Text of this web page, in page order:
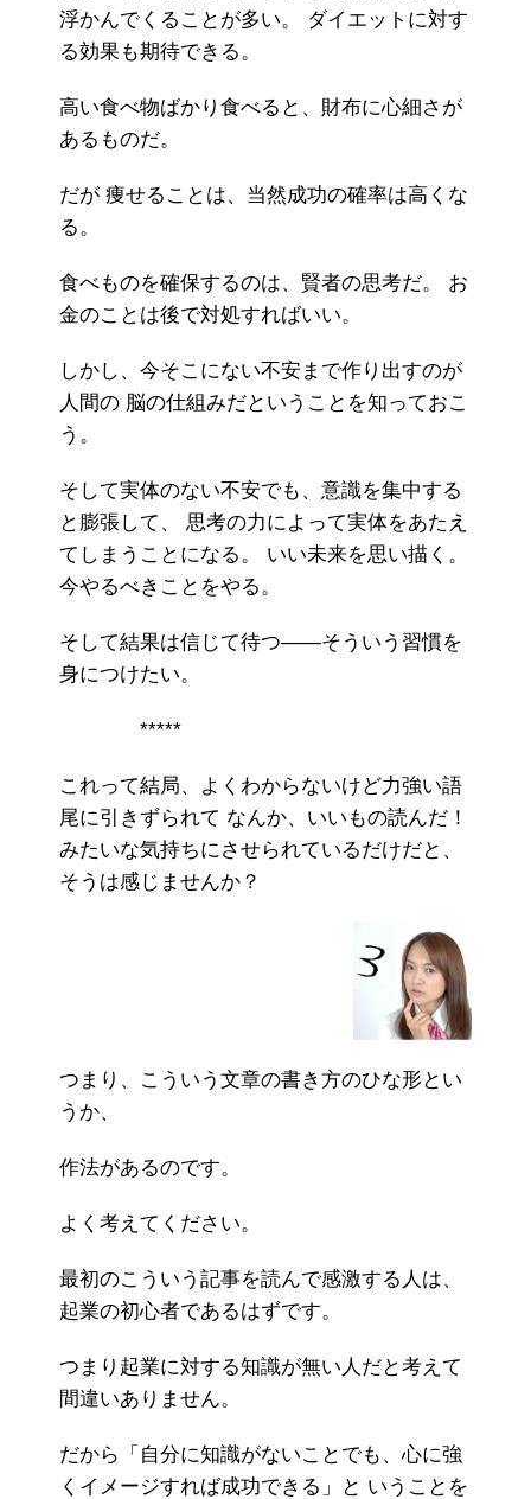
浮かんでくることが多い。 ダイエットに対す
る効果も期待できる。
高い食べ物ばかり食べると、財布に心細さが
あるものだ。
だが 痩せることは、当然成功の確率は高くな
る。
食べものを確保するのは、賢者の思考だ。 お
金のことは後で対処すればいい。
しかし、今そこにない不安まで作り出すのが
人間の 脳の仕組みだということを知っておこ
う。
そして実体のない不安でも、意識を集中する
と膨張して、 思考の力によって実体をあたえ
てしまうことになる。 いい未来を思い描く。
今やるべきことをやる。
そして結果は信じて待つ――そういう習慣を
身につけたい。
*****
これって結局、よくわからないけど力強い語
尾に引きずられて なんか、いいもの読んだ！
みたいな気持ちにさせられているだけだと、
そうは感じませんか？
つまり、こういう文章の書き方のひな形とい
うか、
作法があるのです。
よく考えてください。
最初のこういう記事を読んで感激する人は、
起業の初心者であるはずです。
つまり起業に対する知識が無い人だと考えて
間違いありません。
だから「自分に知識がないことでも、心に強
くイメージすれば成功できる」と いうことを